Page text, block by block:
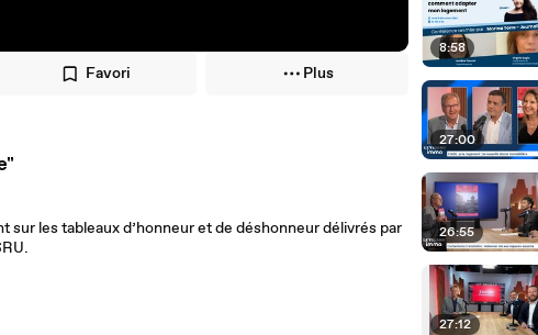
Favori Plus
les tableaux d’honneur et de déshonneur délivrés par
8:58
27:00
26:55
27:12